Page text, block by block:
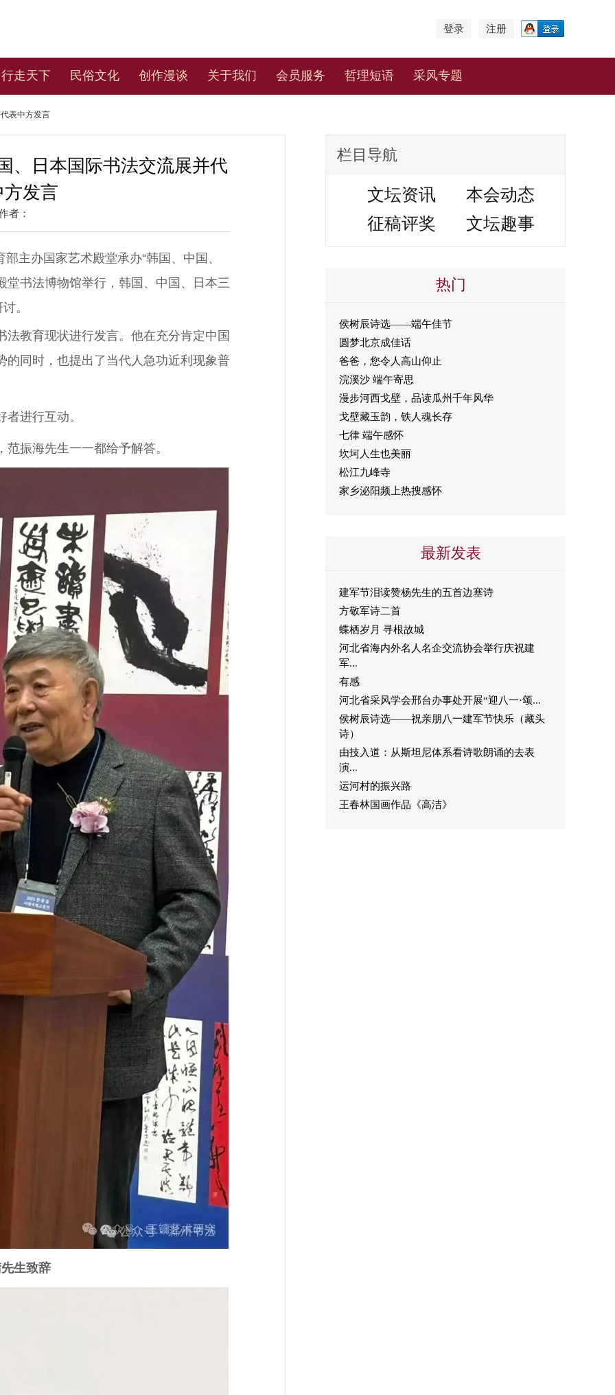
注册
登录
行走天下 民俗文化 创作漫谈 关于我们 会员服务 哲理短语 采风专题
表中方发言
、日本国际书法交流展并代
方发言
者：
主办国家艺术殿堂承办“韩国、中国、
书法博物馆举行，韩国、中国、日本三
。
教育现状进行发言。他在充分肯定中国
的同时，也提出了当代人急功近利现象普
进行互动。
振海先生一一都给予解答。
生致辞
栏目导航
文坛资讯
本会动态
征稿评奖
文坛趣事
热门
侯树辰诗选——端午佳节
圆梦北京成佳话
爸爸，您令人高山仰止
浣溪沙 端午寄思
漫步河西戈壁，品读瓜州千年风华
戈壁藏玉韵，铁人魂长存
七律 端午感怀
坎坷人生也美丽
松江九峰寺
家乡泌阳频上热搜感怀
最新发表
建军节泪读赞杨先生的五首边塞诗
方敬军诗二首
蝶栖岁月 寻根故城
河北省海内外名人名企交流协会举行庆祝建
军...
有感
河北省采风学会邢台办事处开展“迎八一·颂...
侯树辰诗选——祝亲朋八一建军节快乐（藏头
诗）
由技入道：从斯坦尼体系看诗歌朗诵的去表
演...
运河村的振兴路
王春林国画作品《高洁》